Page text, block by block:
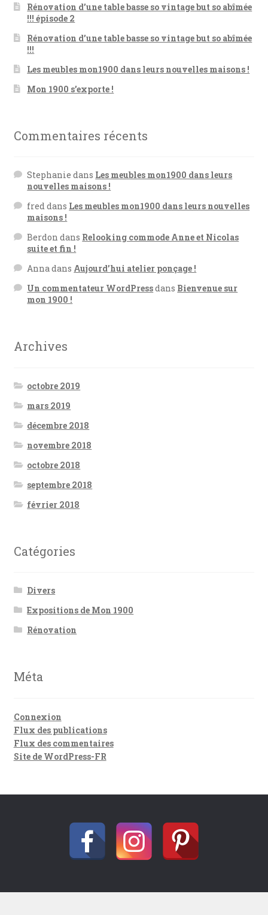
Rénovation d’une table basse so vintage but so abîmée
!!! épisode 2
Rénovation d’une table basse so vintage but so abîmée
!!!
Les meubles mon1900 dans leurs nouvelles maisons !
Mon 1900 s’exporte !
Commentaires récents
Stephanie dans Les meubles mon1900 dans leurs
nouvelles maisons !
freddans Les meubles mon1900 dans leurs nouvelles
maisons !
Berdon dans Relooking commode Anne et Nicolas
suite et fin !
Annadans Aujourd’hui atelier ponçage !
Un commentateur WordPressdans Bienvenue sur
mon 1900 !
Archives
octobre 2019
mars 2019
décembre 2018
novembre 2018
octobre 2018
septembre 2018
février 2018
Catégories
Divers
Expositions de Mon 1900
Rénovation
Méta
Connexion
Flux des publications
Flux des commentaires
Site de WordPress-FR